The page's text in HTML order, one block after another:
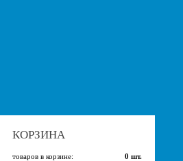
КОРЗИНА
товаров в корзине: 0 шт.